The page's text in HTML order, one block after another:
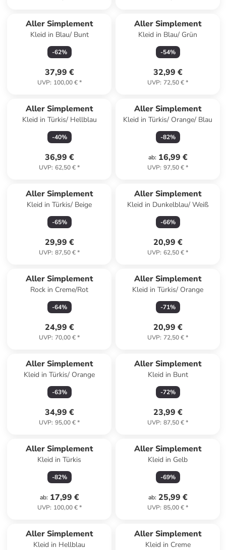
Aller Simplement
Kleid in Blau/ Bunt
-62%
37,99 €
UVP: 100,00 €*
Aller Simplement
Kleid in Blau/ Grün
-54%
32,99 €
UVP: 72,50 €*
Aller Simplement
Kleid in Türkis/ Hellblau
-40%
36,99 €
UVP: 62,50 €*
Aller Simplement
Kleid in Türkis/ Orange/ Blau
-82%
ab: 16,99 €
UVP: 97,50 €*
Aller Simplement
Kleid in Türkis/ Beige
-65%
29,99 €
UVP: 87,50 €*
Aller Simplement
Kleid in Dunkelblau/ Weiß
-66%
20,99 €
UVP: 62,50 €*
Aller Simplement
Rock in Creme/Rot
-64%
24,99 €
UVP: 70,00 €*
Aller Simplement
Kleid in Türkis/ Orange
-71%
20,99 €
UVP: 72,50 €*
Aller Simplement
Kleid in Türkis/ Orange
-63%
34,99 €
UVP: 95,00 €*
Aller Simplement
Kleid in Bunt
-72%
23,99 €
UVP: 87,50 €*
Aller Simplement
Kleid in Türkis
-82%
ab: 17,99 €
UVP: 100,00 €*
Aller Simplement
Kleid in Gelb
-69%
ab: 25,99 €
UVP: 85,00 €*
Aller Simplement
Kleid in Hellblau
Aller Simplement
Kleid in Creme